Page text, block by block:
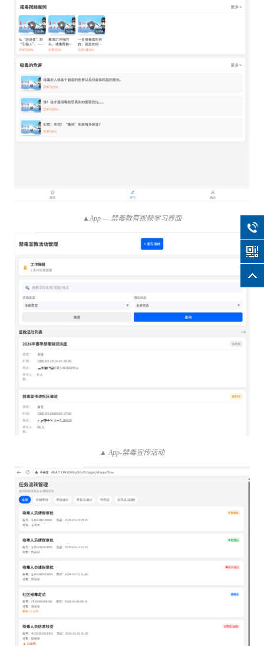
▲App — 禁毒教育视频学习界面
▲ App-禁毒宣传活动